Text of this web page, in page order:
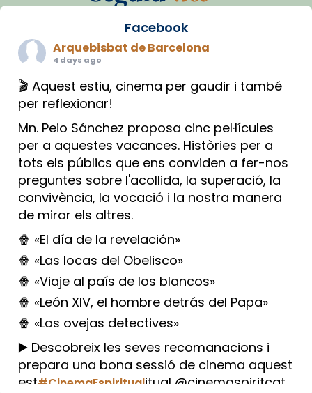
Facebook
Arquebisbat de Barcelona
4 days ago
🎬 Aquest estiu, cinema per gaudir i també
per reflexionar!
Mn. Peio Sánchez proposa cinc pel·lícules
per a aquestes vacances. Històries per a
tots els públics que ens conviden a fer-nos
preguntes sobre l'acollida, la superació, la
convivència, la vocació i la nostra manera
de mirar els altres.
🍿 «El día de la revelación»
🍿 «Las locas del Obelisco»
🍿 «Viaje al país de los blancos»
🍿 «León XIV, el hombre detrás del Papa»
🍿 «Las ovejas detectives»
▶️ Descobreix les seves recomanacions i
prepara una bona sessió de cinema aquest
est#CinemaEspiritualitual @cinemaspiritcat